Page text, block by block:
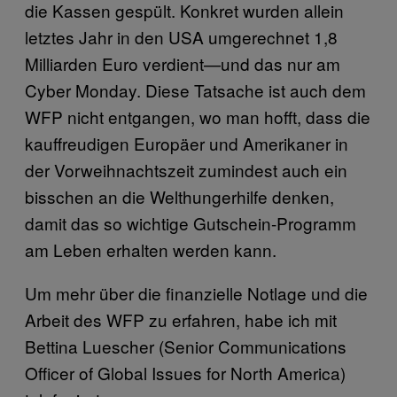
die Kassen gespült. Konkret wurden allein
letztes Jahr in den USA umgerechnet 1,8
Milliarden Euro verdient—und das nur am
Cyber Monday. Diese Tatsache ist auch dem
WFP nicht entgangen, wo man hofft, dass die
kauffreudigen Europäer und Amerikaner in
der Vorweihnachtszeit zumindest auch ein
bisschen an die Welthungerhilfe denken,
damit das so wichtige Gutschein-Programm
am Leben erhalten werden kann.
Um mehr über die finanzielle Notlage und die
Arbeit des WFP zu erfahren, habe ich mit
Bettina Luescher (Senior Communications
Officer of Global Issues for North America)